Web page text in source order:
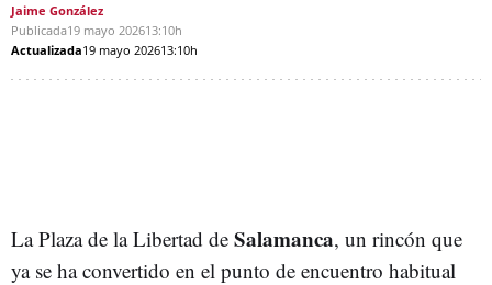
Jaime González
Publicada19 mayo 202613:10h
Actualizada19 mayo 202613:10h
La Plaza de la Libertad de Salamanca, un rincón que
ya se ha convertido en el punto de encuentro habitual